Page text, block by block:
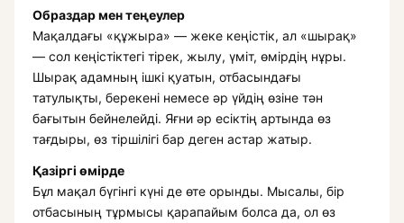
Образдар мен теңеулер
Мақалдағы «құжыра» — жеке кеңістік, ал «шырақ»
— сол кеңістіктегі тірек, жылу, үміт, өмірдің нұры.
Шырақ адамның ішкі қуатын, отбасындағы
татулықты, берекені немесе әр үйдің өзіне тән
бағытын бейнелейді. Яғни әр есіктің артында өз
тағдыры, өз тіршілігі бар деген астар жатыр.
Қазіргі өмірде
Бұл мақал бүгінгі күні де өте орынды. Мысалы, бір
отбасының тұрмысы қарапайым болса да, ол өз